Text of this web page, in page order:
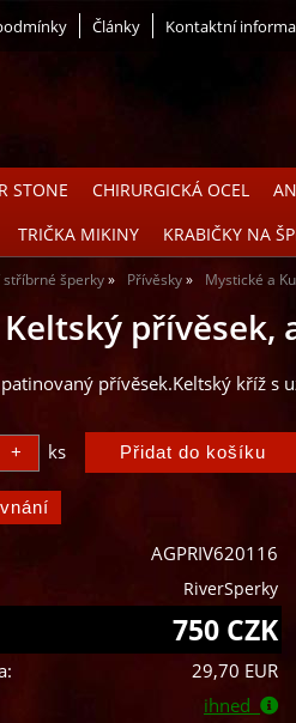
STONE CHIRURGICKÁ OCEL
TRIČKA MIKINY KRABIČKY NA
Články Kontaktní
šperky Přívěsky Mystické a
přívěsek,
přívěsek.Keltský kříž s
ks
AGPRIV620116
RiverSperky
750 CZK
29,70 EUR
ihned